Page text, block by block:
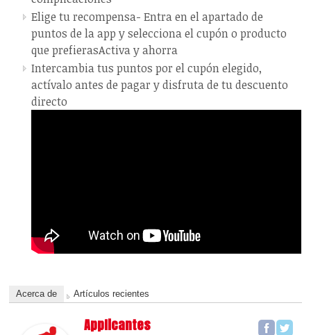
Elige tu recompensa- Entra en el apartado de
puntos de la app y selecciona el cupón o producto
que prefierasActiva y ahorra
Intercambia tus puntos por el cupón elegido,
actívalo antes de pagar y disfruta de tu descuento
directo
Acerca de Artículos recientes
Applicantes